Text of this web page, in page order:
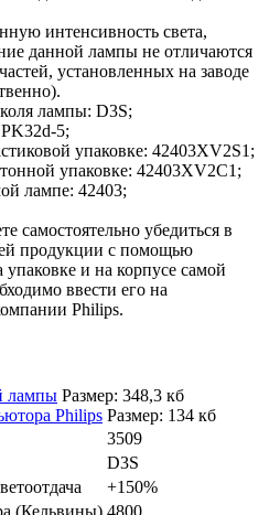
интенсивность света,
данной лампы не отличаются
установленных на заводе
лампы: D3S;
5;
упаковке: 42403XV2S1;
упаковке: 42403XV2C1;
лампе: 42403;
самостоятельно убедиться в
продукции с помощью
упаковке и на корпусе самой
ввести его на
Philips.
лампы Размер: 348,3 кб
Philips Размер: 134 кб
3509
D3S
+150%